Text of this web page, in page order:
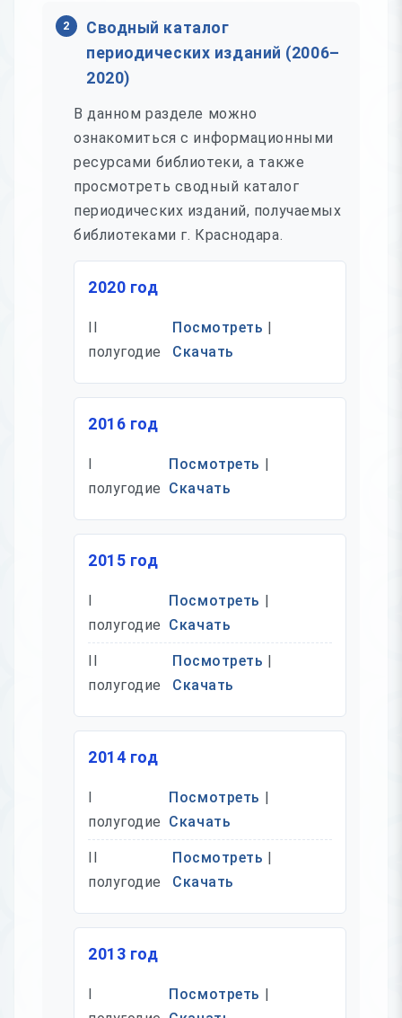
2
Сводный каталог
периодических изданий (2006–
2020)
В данном разделе можно
ознакомиться с информационными
ресурсами библиотеки, а также
просмотреть сводный каталог
периодических изданий, получаемых
библиотеками г. Краснодара.
2020 год
II
полугодие
Посмотреть |
Скачать
2016 год
I
полугодие
Посмотреть |
Скачать
2015 год
I
полугодие
Посмотреть |
Скачать
II
полугодие
Посмотреть |
Скачать
2014 год
I
полугодие
Посмотреть |
Скачать
II
полугодие
Посмотреть |
Скачать
2013 год
I
Посмотреть |